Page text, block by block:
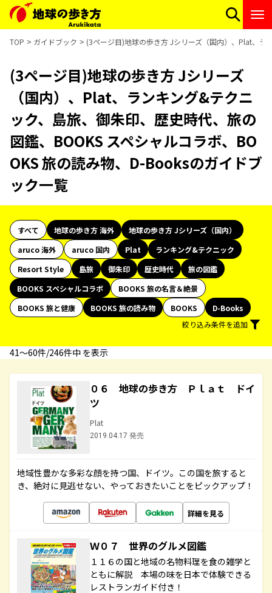
TOP ガイドブック (3ページ目)地球の歩き方 Jシリーズ（国内）、Plat、ラ
(3ページ目)地球の歩き方 Jシリーズ
（国内）、Plat、ランキング&テクニ
ック、島旅、御朱印、歴史時代、旅の
図鑑、BOOKS スペシャルコラボ、BO
OKS 旅の読み物、D-Booksのガイドブ
ック一覧
すべて 地球の歩き方 海外
地球の歩き方 Jシリーズ（国内）
aruco 海外
aruco 国内 Plat
ランキング&テクニック
Resort Style
島旅 御朱印 歴史時代
旅の図鑑
BOOKS スペシャルコラボ
BOOKS 旅の名言＆絶景
BOOKS 旅と健康
BOOKS 旅の読み物 BOOKS
D-Books
絞り込み条件を追加
41〜60件/246件中 を表示
０６ 地球の歩き方 Ｐｌａｔ ドイ
ツ
Plat
2019.04.17 発売
地域性豊かな多彩な顔を持つ国、ドイツ。この国を旅すると
き、絶対に見逃せない、やっておきたいことをピックアップ！
詳細を見る
Ｗ０７ 世界のグルメ図鑑
１１６の国と地域の名物料理を食の雑学と
ともに解説 本場の味を日本で体験できる
レストランガイド付き！